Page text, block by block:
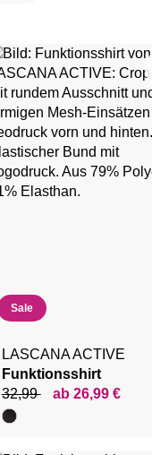
Sale
LASCANA ACTIVE
Funktionsshirt
32,99
ab 26,99 €